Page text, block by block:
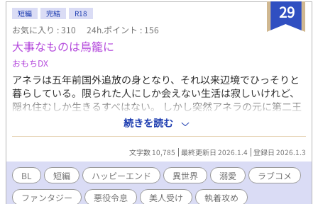
29
短編 完結 R18
お気に入り : 310 24h.ポイント : 156
大事なものは鳥籠に
おもちDX
アネラは五年前国外追放の身となり、それ以来辺境でひっそりと
暮らしている。限られた人にしか会えない生活は寂しいけれど、
隠れ住むしか生きるすべはない。 しかし突然アネラの元に第二王
子リノエルがやってくる。リノエルはアネラの元婚約者で、アネ
ラを追放した張本人だ。ずっと愛していたと告白され、急な展開
にアネラはブチギレる。 「人を振っておいて、ふざけるなって言
ってるんですーーー!!」 事情を抱えた第二王子×追放され逃亡し
た元貴族 Kindleにて配信していた『逃げる悪役令息アンソロジ
ー』への寄稿作です。
続きを読む
文字数 10,785 最終更新日 2026.1.4 登録日 2026.1.3
BL 短編 ハッピーエンド 異世界 溺愛
ラブコメ
ファンタジー
悪役令息 美人受け 執着攻め